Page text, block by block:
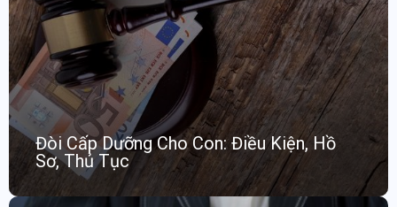
Đòi Cấp Dưỡng Cho Con: Điều Kiện, Hồ
Sơ, Thủ Tục